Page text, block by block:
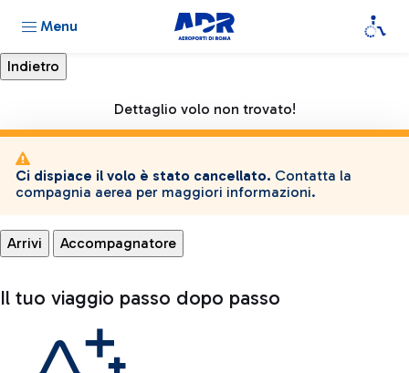
Menu
Dettaglio volo non trovato!
Ci dispiace il volo è stato cancellato. Contatta la
compagnia aerea per maggiori informazioni.
Arrivi Accompagnatore
Il tuo viaggio passo dopo passo